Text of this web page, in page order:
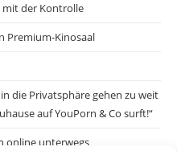
mit der Kontrolle
Premium-Kinosaal
die Privatsphäre gehen zu weit
auf YouPorn & Co surft!“
online unterwegs